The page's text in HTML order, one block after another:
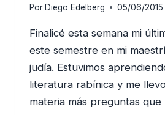
Por Diego Edelberg 05/06/2015
Finalicé esta semana mi
este semestre en mi
judía. Estuvimos
literatura rabínica y me
materia más preguntas